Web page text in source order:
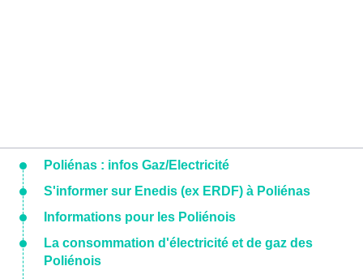
Poliénas : infos Gaz/Electricité
S'informer sur Enedis (ex ERDF) à Poliénas
Informations pour les Poliénois
La consommation d'électricité et de gaz des
Poliénois